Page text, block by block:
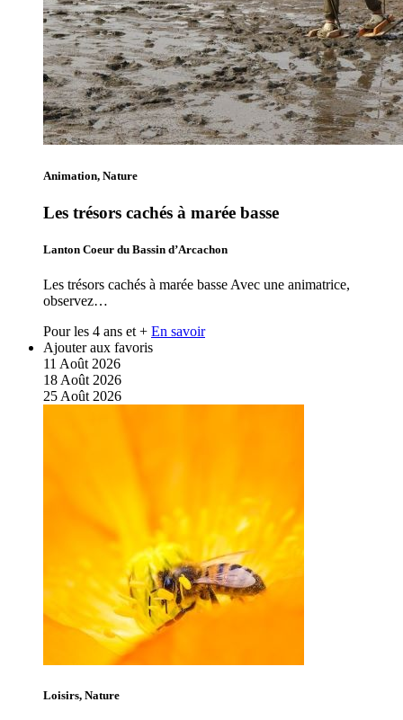
Animation, Nature
Les trésors cachés à marée basse
Lanton Coeur du Bassin d’Arcachon
Les trésors cachés à marée basse Avec une animatrice,
observez…
Pour les 4 ans et + En savoir
Ajouter aux favoris
11 Août 2026
18 Août 2026
25 Août 2026
Loisirs, Nature